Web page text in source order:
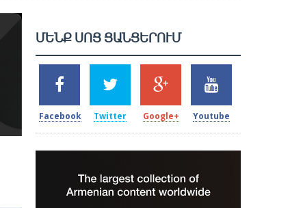
ՄԵՆՔ ՍՈՑ ՑԱՆՑԵՐՈՒՄ
2k
SHARES
Facebook
1.5k
TWEETS
Twitter
203
SHARES
Google+
620
SHARES
Youtube